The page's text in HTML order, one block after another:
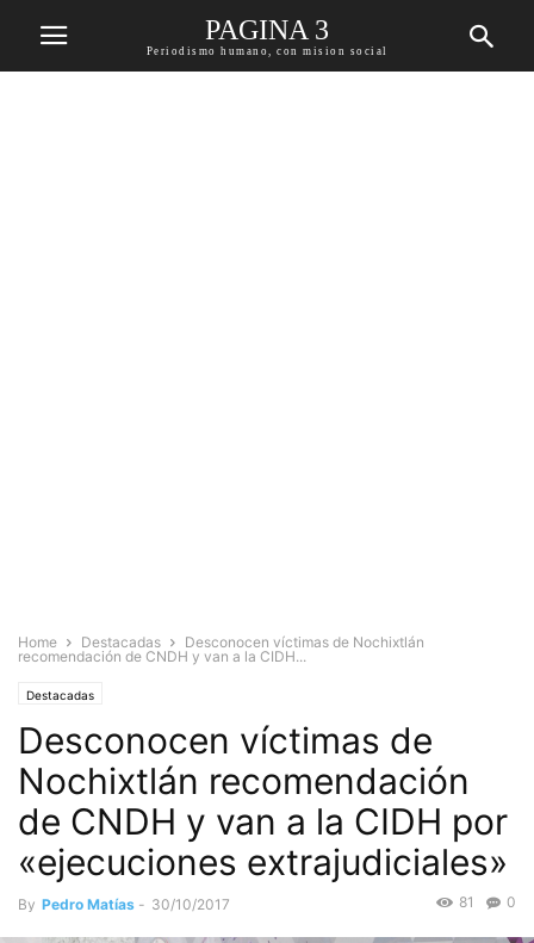
PAGINA 3
Periodismo humano, con mision social
Home Destacadas
Desconocen víctimas de Nochixtlán
recomendación de CNDH y van a la CIDH...
Destacadas
Desconocen víctimas de
Nochixtlán recomendación
de CNDH y van a la CIDH por
«ejecuciones extrajudiciales»
By Pedro Matías - 30/10/2017 0
81